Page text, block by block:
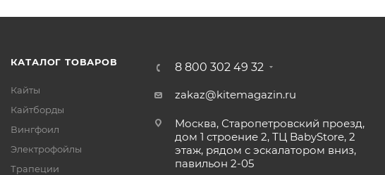
КАТАЛОГ ТОВАРОВ
Кайты
Кайтборды
Вингфоил
Электрофойлы
Трапеции
8 800 302 49 32
zakaz@kitemagazin.ru
Москва, Старопетровский проезд,
дом 1 строение 2, ТЦ BabyStore, 2
этаж, рядом с эскалатором вниз,
павильон 2-05